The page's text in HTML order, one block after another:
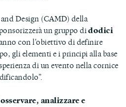
Design (CAMD) della
un gruppo didodici
con l'obiettivo di definire
gli elementi e i principi alla base
di un evento nella cornice
analizzare e